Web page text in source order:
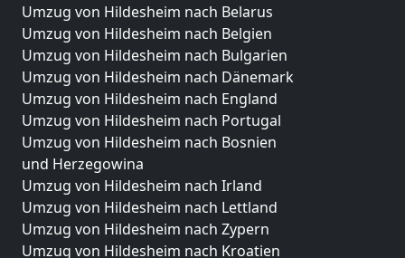
Umzug von Hildesheim nach Belarus
Umzug von Hildesheim nach Belgien
Umzug von Hildesheim nach Bulgarien
Umzug von Hildesheim nach Dänemark
Umzug von Hildesheim nach England
Umzug von Hildesheim nach Portugal
Umzug von Hildesheim nach Bosnien
und Herzegowina
Umzug von Hildesheim nach Irland
Umzug von Hildesheim nach Lettland
Umzug von Hildesheim nach Zypern
Umzug von Hildesheim nach Kroatien